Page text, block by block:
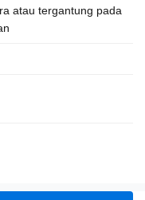
atau tergantung pada